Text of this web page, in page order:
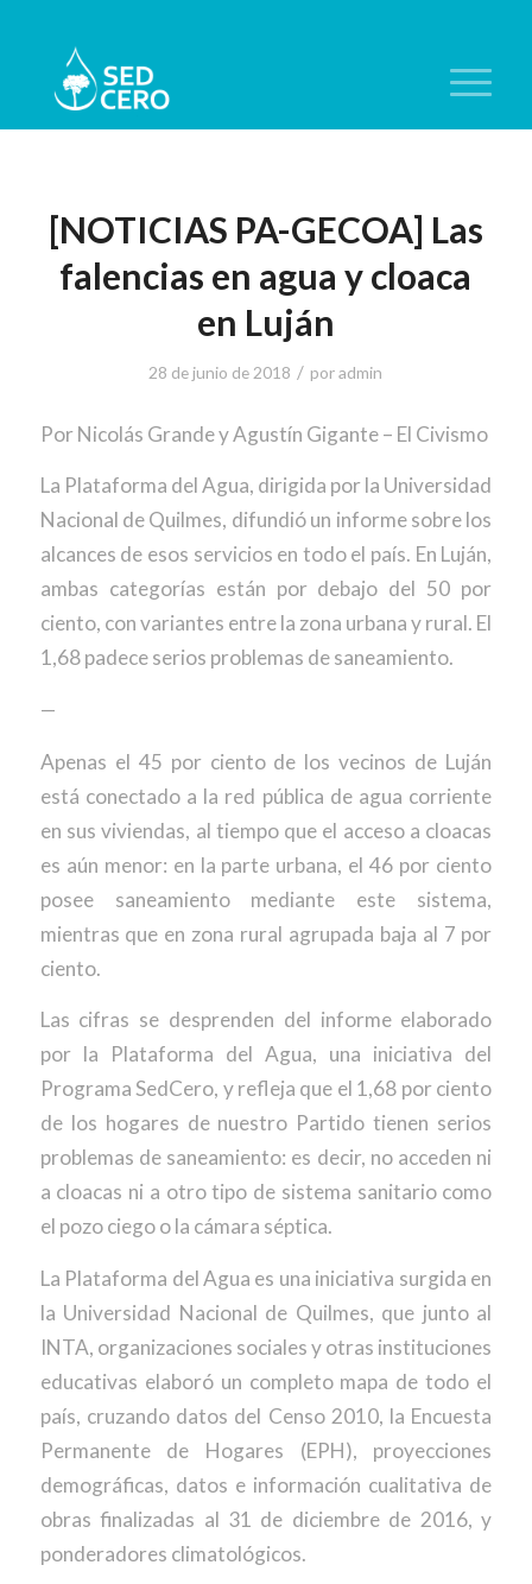
[NOTICIAS PA-GECOA] Las
falencias en agua y cloaca
en Luján
28 de junio de 2018 / poradmin
Por Nicolás Grande y Agustín Gigante – El Civismo
La Plataforma del Agua, dirigida por la Universidad
Nacional de Quilmes, difundió un informe sobre los
alcances de esos servicios en todo el país. En Luján,
ambas categorías están por debajo del 50 por
ciento, con variantes entre la zona urbana y rural. El
1,68 padece serios problemas de saneamiento.
—
Apenas el 45 por ciento de los vecinos de Luján
está conectado a la red pública de agua corriente
en sus viviendas, al tiempo que el acceso a cloacas
es aún menor: en la parte urbana, el 46 por ciento
posee saneamiento mediante este sistema,
mientras que en zona rural agrupada baja al 7 por
ciento.
Las cifras se desprenden del informe elaborado
por la Plataforma del Agua, una iniciativa del
Programa SedCero, y refleja que el 1,68 por ciento
de los hogares de nuestro Partido tienen serios
problemas de saneamiento: es decir, no acceden ni
a cloacas ni a otro tipo de sistema sanitario como
el pozo ciego o la cámara séptica.
La Plataforma del Agua es una iniciativa surgida en
la Universidad Nacional de Quilmes, que junto al
INTA, organizaciones sociales y otras instituciones
educativas elaboró un completo mapa de todo el
país, cruzando datos del Censo 2010, la Encuesta
Permanente de Hogares (EPH), proyecciones
demográficas, datos e información cualitativa de
obras finalizadas al 31 de diciembre de 2016, y
ponderadores climatológicos.